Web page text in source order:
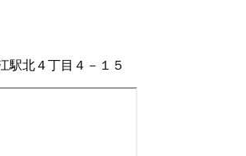
駅北４丁目４－１５